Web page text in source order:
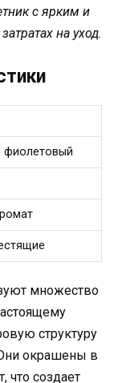
с ярким и
на уход.
фиолетовый
множество
структуру
окрашены в
что создает